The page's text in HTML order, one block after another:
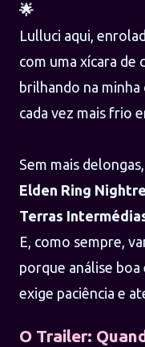
🌟
Lulluci aqui,
com uma xícara de
brilhando na
cada vez mais frio
Sem mais
Elden Ring
Terras
E, como sempre,
porque análise
exige paciência e
O Trailer: